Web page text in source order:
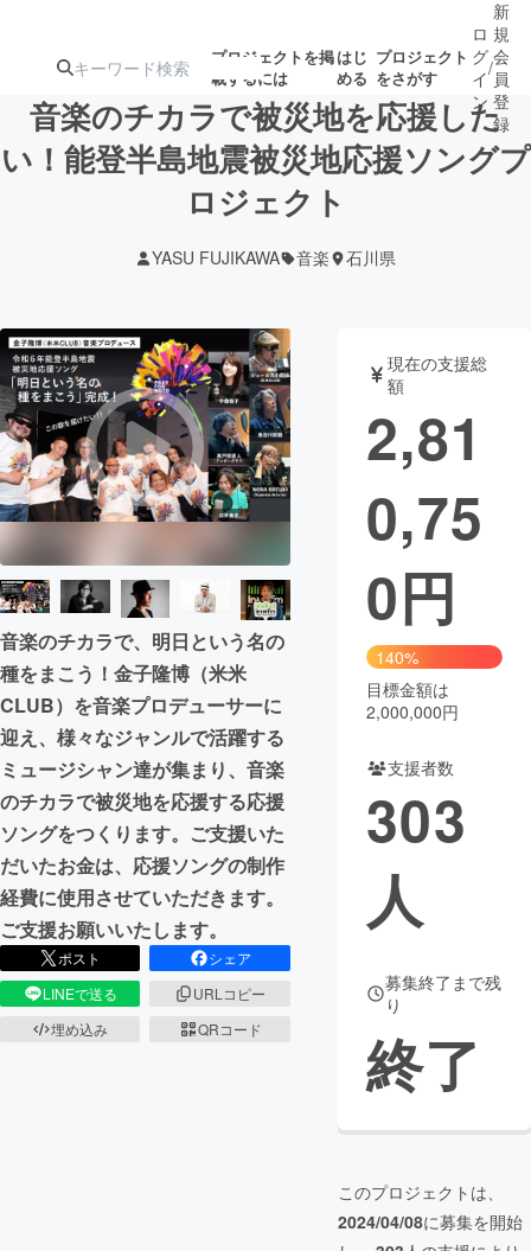
プロジェクトを掲
載するには
はじ
める
プロジェクト
をさがす
注目の新着プロ募集終了が近いプ
テクノロジー・ガジェット
映像・映画 書籍・雑誌
ビジネス・起業 チャレンジ
まちづくり・地域活性化
CAMPFIRE for Social Good
CAMPFIRE Creation
CAMPFIREふるさと納税
コミュニティ
ロ
グ
イ
ン
/
新
規
会
員
登
録
音楽のチカラで被災地を応援した
い！能登半島地震被災地応援ソングプ
ロジェクト
YASU FUJIKAWA 音楽 石川県
音楽のチカラで、明日という名の
種をまこう！金子隆博（米米
CLUB）を音楽プロデューサーに
迎え、様々なジャンルで活躍する
ミュージシャン達が集まり、音楽
のチカラで被災地を応援する応援
ソングをつくります。ご支援いた
だいたお金は、応援ソングの制作
経費に使用させていただきます。
ご支援お願いいたします。
ポスト
シェア
LINEで送る
URLコピー
埋め込み
QRコード
現在の支援総
額
2,81
0,75
0円
140%
目標金額は
2,000,000円
支援者数
303
人
募集終了まで残
り
終了
このプロジェクトは、
2024/04/08に募集を開始